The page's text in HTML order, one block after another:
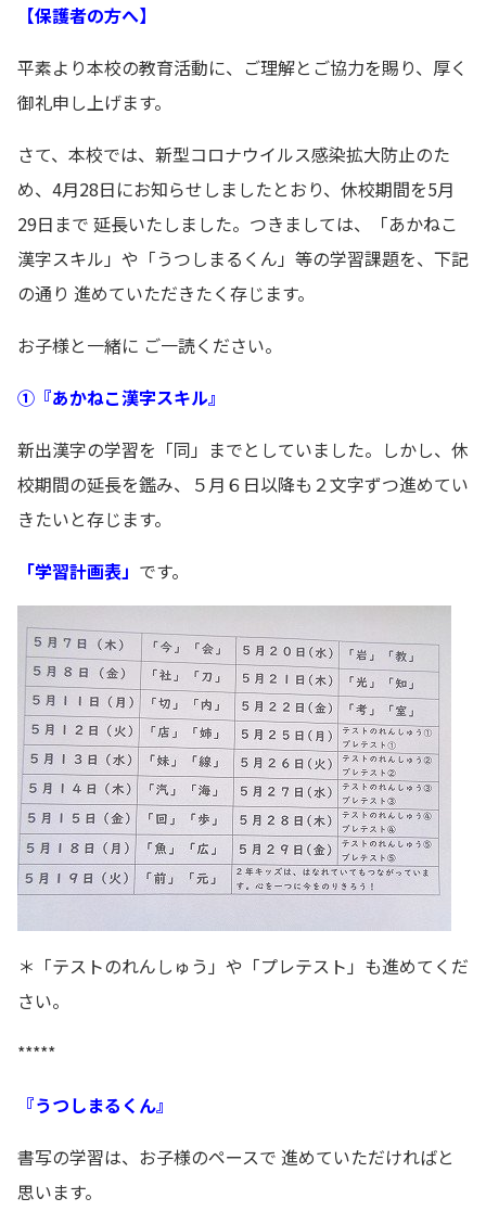
【保護者の方へ】
平素より本校の教育活動に、ご理解とご協力を賜り、厚く
御礼申し上げます。
さて、本校では、新型コロナウイルス感染拡大防止のた
め、4月28日にお知らせしましたとおり、休校期間を5月
29日まで 延長いたしました。つきましては、「あかねこ
漢字スキル」や「うつしまるくん」等の学習課題を、下記
の通り 進めていただきたく存じます。
お子様と一緒に ご一読ください。
①『あかねこ漢字スキル』
新出漢字の学習を「同」までとしていました。しかし、休
校期間の延長を鑑み、５月６日以降も２文字ずつ進めてい
きたいと存じます。
「学習計画表」 です。
＊「テストのれんしゅう」や「プレテスト」も進めてくだ
さい。
*****
『うつしまるくん』
書写の学習は、お子様のペースで 進めていただければと
思います。